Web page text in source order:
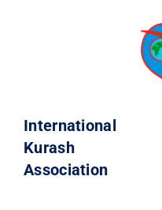
International
Kurash
Association